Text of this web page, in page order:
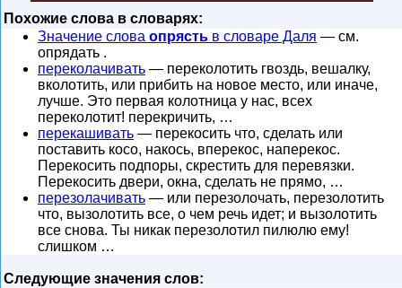
Похожие слова в словарях:
Значение слова опрясть в словаре Даля — см.
опрядать .
переколачивать — переколотить гвоздь, вешалку,
вколотить, или прибить на новое место, или иначе,
лучше. Это первая колотница у нас, всех
переколотит! перекричить, …
перекашивать — перекосить что, сделать или
поставить косо, накось, вперекос, наперекос.
Перекосить подпоры, скрестить для перевязки.
Перекосить двери, окна, сделать не прямо, …
перезолачивать — или перезолочать, перезолотить
что, вызолотить все, о чем речь идет; и вызолотить
все снова. Ты никак перезолотил пилюлю ему!
слишком …
Следующие значения слов: